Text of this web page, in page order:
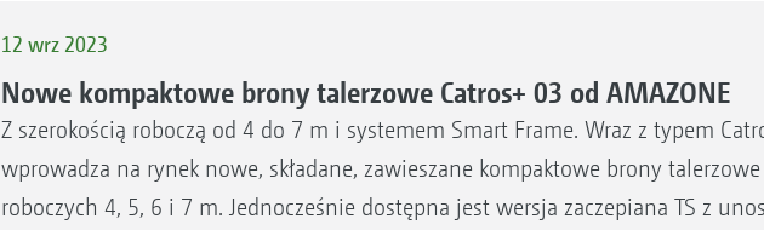
12 wrz 2023
Nowe kompaktowe brony talerzowe Catros+ 03 od AMAZONE
Z szerokością roboczą od 4 do 7 m i systemem Smart Frame. Wraz z typem
wprowadza na rynek nowe, składane, zawieszane kompaktowe brony
roboczych 4, 5, 6 i 7 m. Jednocześnie dostępna jest wersja zaczepiana TS z